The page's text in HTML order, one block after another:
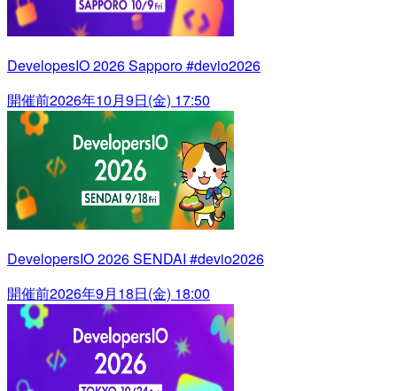
DevelopesIO 2026 Sapporo #devio2026
開催前2026年10月9日(金) 17:50
DevelopersIO 2026 SENDAI #devio2026
開催前2026年9月18日(金) 18:00